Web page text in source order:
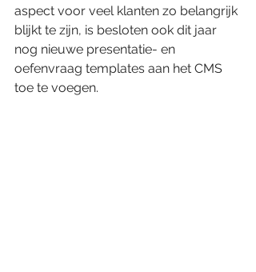
aspect voor veel klanten zo belangrijk
blijkt te zijn, is besloten ook dit jaar
nog nieuwe presentatie- en
oefenvraag templates aan het CMS
toe te voegen.